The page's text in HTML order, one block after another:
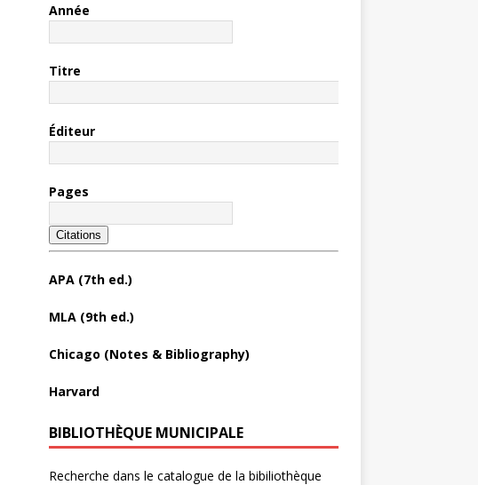
Année
Titre
Éditeur
Pages
Citations
APA (7th ed.)
MLA (9th ed.)
Chicago (Notes & Bibliography)
Harvard
BIBLIOTHÈQUE MUNICIPALE
Recherche dans le catalogue de la bibiliothèque